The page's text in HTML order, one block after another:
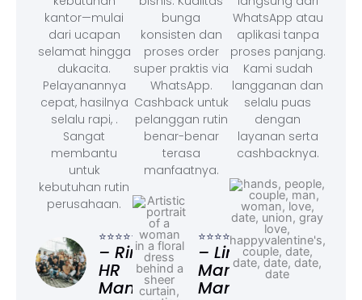
kantor—mulai
dari ucapan
selamat hingga
dukacita.
Pelayanannya
cepat, hasilnya
selalu rapi, .
Sangat
membantu
untuk
kebutuhan rutin
perusahaan.
⭐⭐⭐⭐⭐
– Rina,
HR
Manager
bunga
konsisten dan
proses order
super praktis via
WhatsApp.
Cashback untuk
pelanggan rutin
benar-benar
terasa
manfaatnya.
⭐⭐⭐⭐⭐
– Linda,
Marketing
Manager
WhatsApp atau
aplikasi tanpa
proses panjang.
Kami sudah
langganan dan
selalu puas
dengan
layanan serta
cashbacknya.